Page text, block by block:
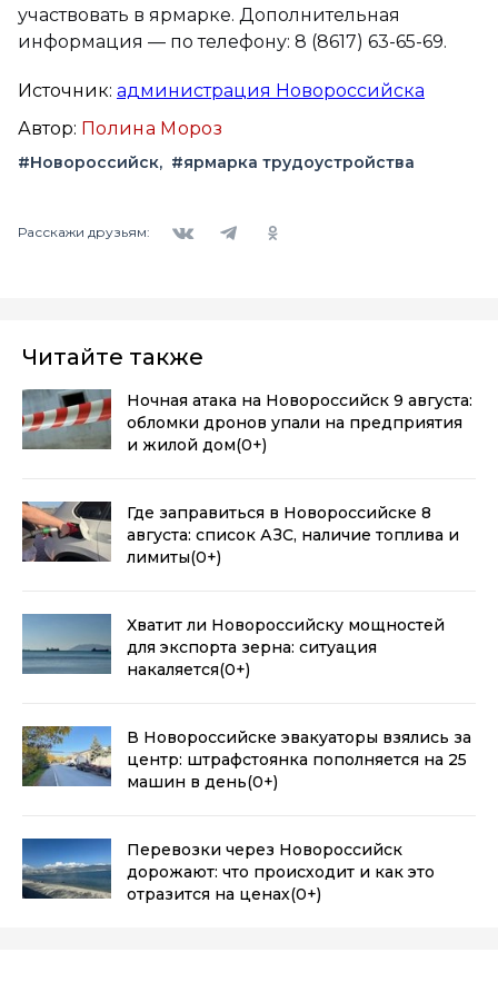
участвовать в ярмарке. Дополнительная
информация — по телефону: 8 (8617) 63-65-69.
Источник: администрация Новороссийска
Автор: Полина Мороз
#Новороссийск #ярмарка трудоустройства
Расскажи друзьям:
Читайте также
Ночная атака на Новороссийск 9 августа:
обломки дронов упали на предприятия
и жилой дом(0+)
Где заправиться в Новороссийске 8
августа: список АЗС, наличие топлива и
лимиты(0+)
Хватит ли Новороссийску мощностей
для экспорта зерна: ситуация
накаляется(0+)
В Новороссийске эвакуаторы взялись за
центр: штрафстоянка пополняется на 25
машин в день(0+)
Перевозки через Новороссийск
дорожают: что происходит и как это
отразится на ценах(0+)